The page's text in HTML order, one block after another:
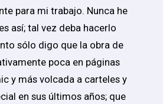
para mi trabajo. Nunca he
así; tal vez deba hacerlo
sólo digo que la obra de
poca en páginas
y más volcada a carteles y
en sus últimos años; que